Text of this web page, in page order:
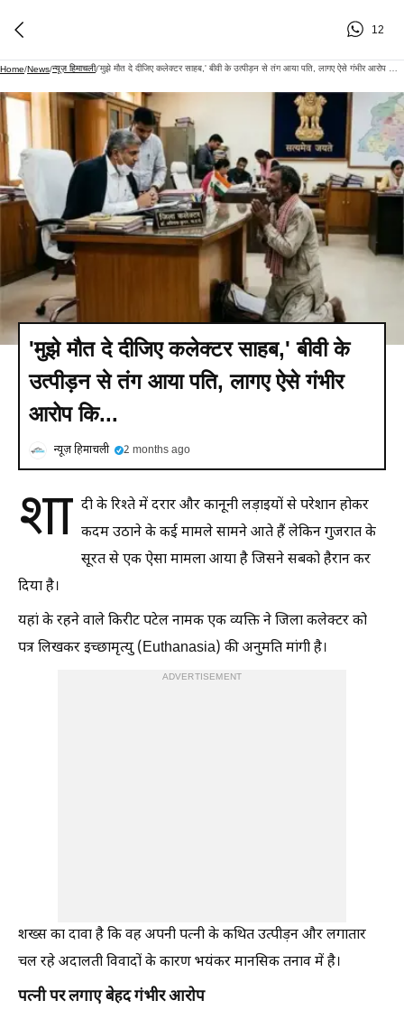
12
Home/News/न्यूज़ हिमाचली/
'मुझे मौत दे दीजिए कलेक्टर साहब,' बीवी के
उत्पीड़न से तंग आया पति, लागए ऐसे गंभीर
आरोप कि...
न्यूज़ हिमाचली 2 months ago
शा दी के रिश्ते में दरार और कानूनी लड़ाइयों से परेशान होकर
कदम उठाने के कई मामले सामने आते हैं लेकिन गुजरात के
सूरत से एक ऐसा मामला आया है जिसने सबको हैरान कर
दिया है।
यहां के रहने वाले किरीट पटेल नामक एक व्यक्ति ने जिला कलेक्टर को
पत्र लिखकर इच्छामृत्यु (Euthanasia) की अनुमति मांगी है।
ADVERTISEMENT
शख्स का दावा है कि वह अपनी पत्नी के कथित उत्पीड़न और लगातार
चल रहे अदालती विवादों के कारण भयंकर मानसिक तनाव में है।
पत्नी पर लगाए बेहद गंभीर आरोप